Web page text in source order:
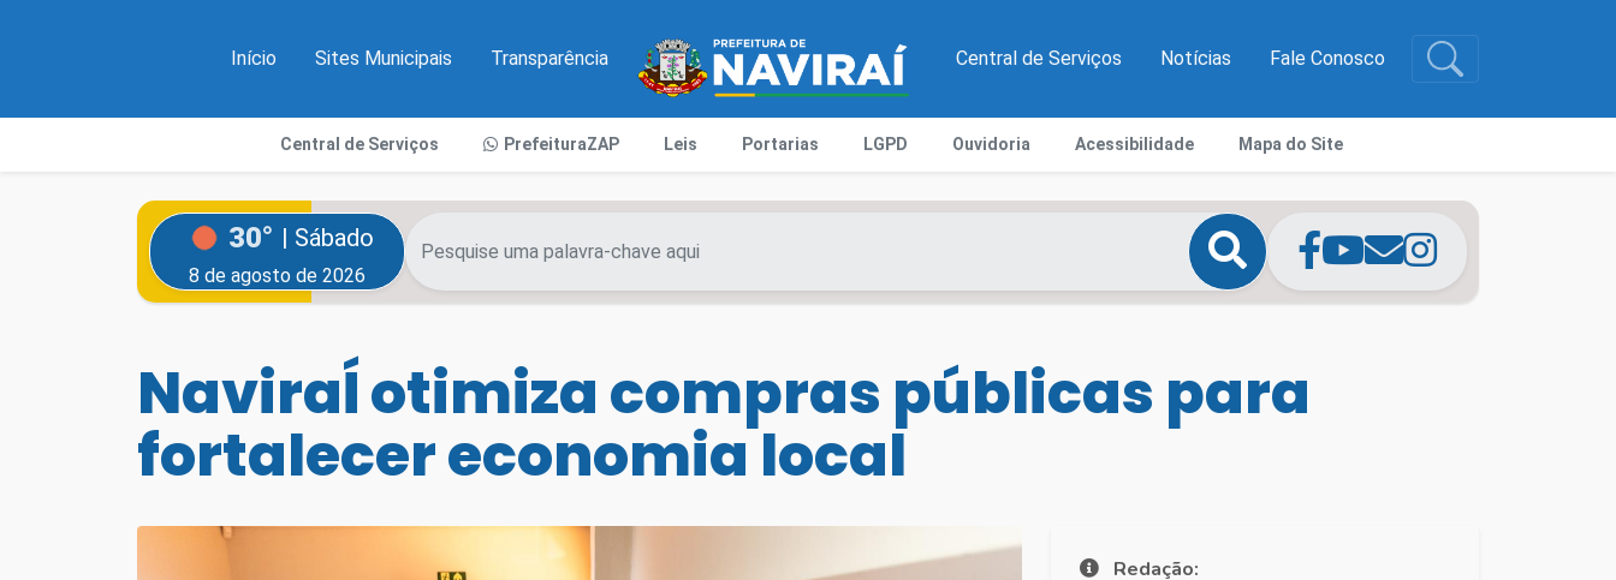
Início Sites Municipais Transparência Central de Serviços Notícias Fale Conosco
Central de Serviços PrefeituraZAP Leis Portarias LGPD Ouvidoria Acessibilidade Mapa do Site
30° | Sábado
8 de agosto de 2026
NaviraÍ otimiza compras públicas para
fortalecer economia local
Redação: